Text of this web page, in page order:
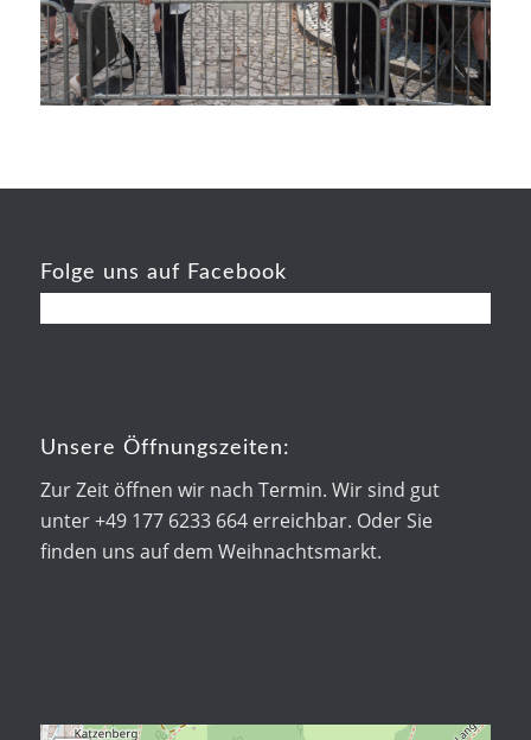
Folge uns auf Facebook
Unsere Öffnungszeiten:
Zur Zeit öffnen wir nach Termin. Wir sind gut
unter +49 177 6233 664 erreichbar. Oder Sie
finden uns auf dem Weihnachtsmarkt.